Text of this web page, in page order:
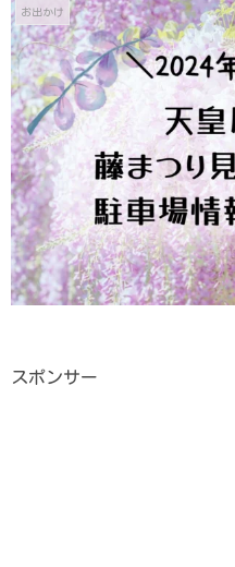
お出かけ
スポンサー